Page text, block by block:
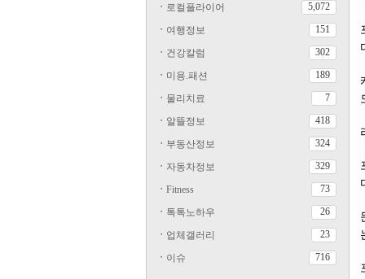
ㆍ 로컬플라이어 5,072
ㆍ 여행정보 151
ㆍ 건강칼럼 302
ㆍ 미용.패션 189
ㆍ 물리치료 7
ㆍ 알뜰정보 418
ㆍ 부동산정보 324
ㆍ 자동차정보 329
ㆍ Fitness 73
ㆍ 톡톡노하우 26
ㆍ 업체갤러리 23
ㆍ 이슈 716